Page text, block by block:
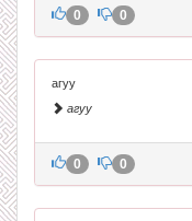
0 0
агуу
агуу
0 0